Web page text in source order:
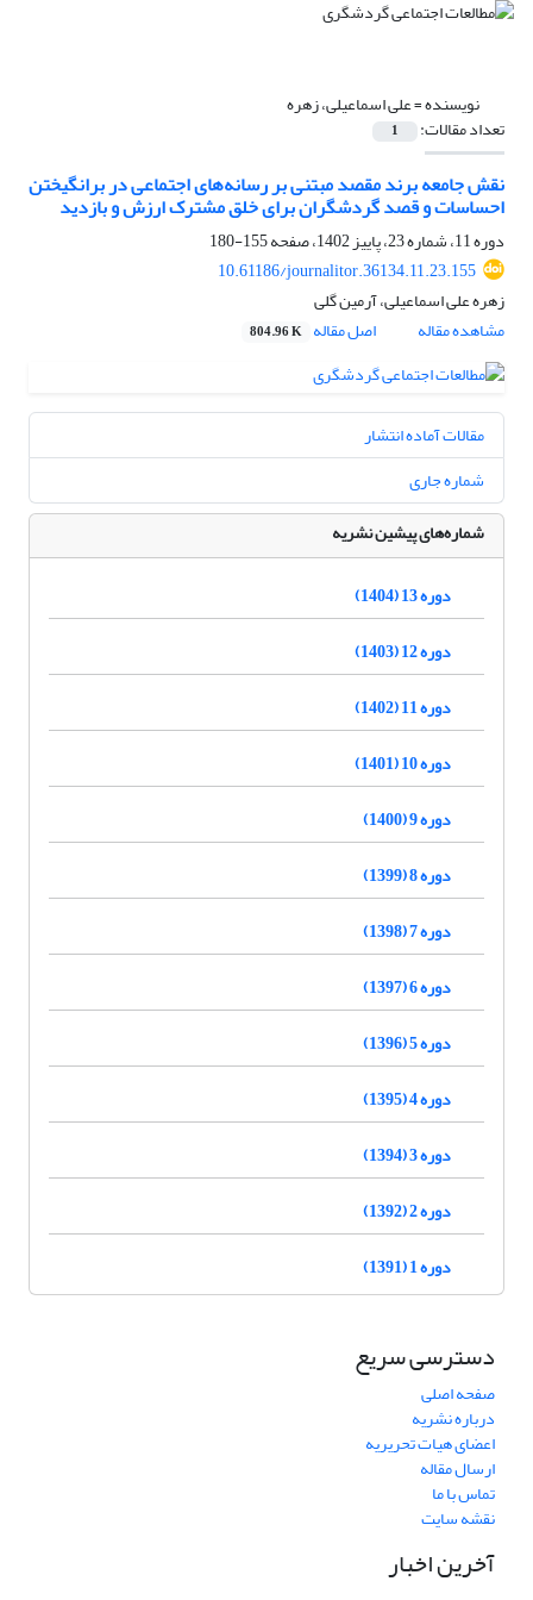
نویسنده =علی اسماعیلی، زهره
تعداد مقالات: 1
نقش جامعه برند مقصد مبتنی بر رسانه‌های اجتماعی در برانگیختن
احساسات و قصد گردشگران برای خلق مشترک ارزش و بازدید
دوره 11، شماره 23، پاییز 1402، صفحه
155-180
10.61186/journalitor.36134.11.23.155
زهره علی اسماعیلی، آرمین گلی
مشاهده مقاله
اصل مقاله 804.96 K
مقالات آماده انتشار
شماره جاری
شماره‌های پیشین نشریه
دوره 13 (1404)
دوره 12 (1403)
دوره 11 (1402)
دوره 10 (1401)
دوره 9 (1400)
دوره 8 (1399)
دوره 7 (1398)
دوره 6 (1397)
دوره 5 (1396)
دوره 4 (1395)
دوره 3 (1394)
دوره 2 (1392)
دوره 1 (1391)
دسترسی سریع
صفحه اصلی
درباره نشریه
اعضای هیات تحریریه
ارسال مقاله
تماس با ما
نقشه سایت
آخرین اخبار